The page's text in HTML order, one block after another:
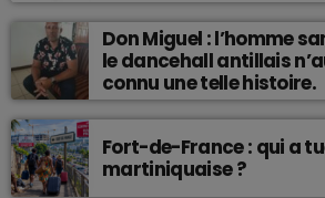
Don Miguel : l’homme
le dancehall antillais
connu une telle histoire.
Fort-de-France : qui a
martiniquaise ?